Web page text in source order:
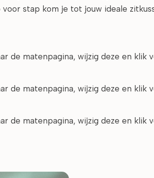
voor stap kom je tot jouw ideale
de matenpagina, wijzig deze en klik
de matenpagina, wijzig deze en klik
de matenpagina, wijzig deze en klik